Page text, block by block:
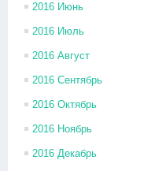
2016 Июнь
2016 Июль
2016 Август
2016 Сентябрь
2016 Октябрь
2016 Ноябрь
2016 Декабрь